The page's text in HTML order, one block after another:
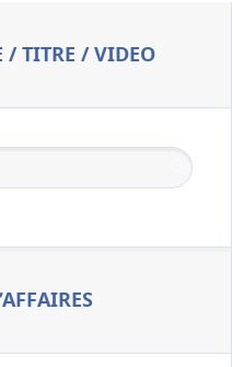
/ TITRE / VIDEO